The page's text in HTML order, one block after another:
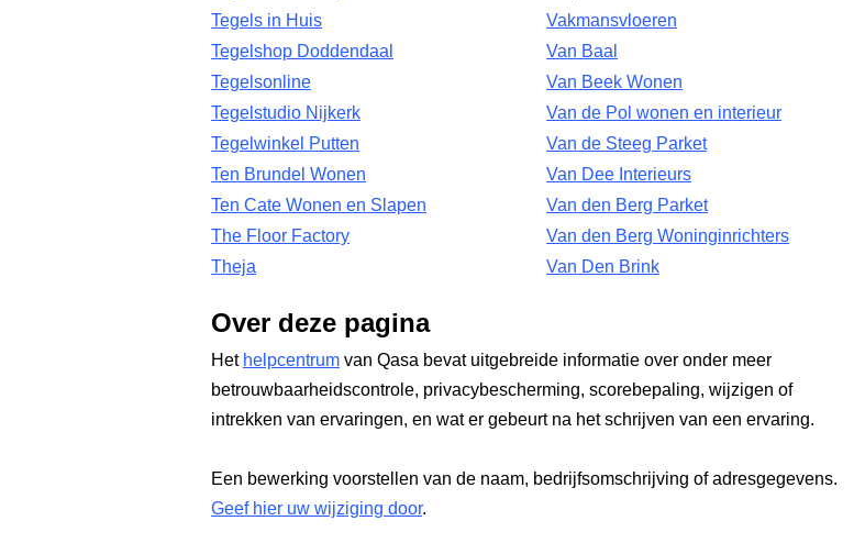
Tegels in Huis
Tegelshop Doddendaal
Tegelsonline
Tegelstudio Nijkerk
Tegelwinkel Putten
Ten Brundel Wonen
Ten Cate Wonen en Slapen
The Floor Factory
Theja
Vakmansvloeren
Van Baal
Van Beek Wonen
Van de Pol wonen en interieur
Van de Steeg Parket
Van Dee Interieurs
Van den Berg Parket
Van den Berg Woninginrichters
Van Den Brink
Over deze pagina
Het helpcentrum van Qasa bevat uitgebreide informatie over onder meer
betrouwbaarheidscontrole, privacybescherming, scorebepaling, wijzigen of
intrekken van ervaringen, en wat er gebeurt na het schrijven van een ervaring.
Een bewerking voorstellen van de naam, bedrijfsomschrijving of adresgegevens.
Geef hier uw wijziging door.